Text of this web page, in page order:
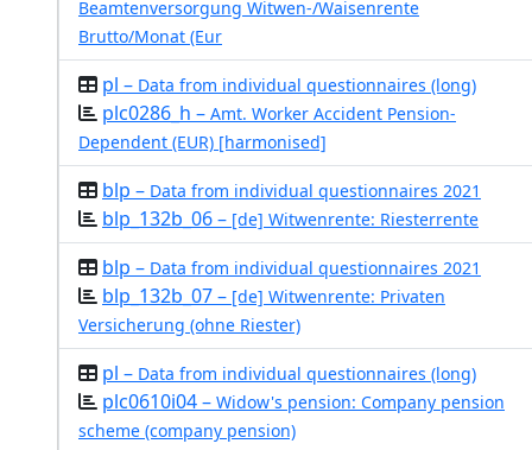
Beamtenversorgung Witwen-/Waisenrente
Brutto/Monat (Eur
pl – Data from individual questionnaires (long)
plc0286_h – Amt. Worker Accident Pension-
Dependent (EUR) [harmonised]
blp – Data from individual questionnaires 2021
blp_132b_06 – [de] Witwenrente: Riesterrente
blp – Data from individual questionnaires 2021
blp_132b_07 – [de] Witwenrente: Privaten
Versicherung (ohne Riester)
pl – Data from individual questionnaires (long)
plc0610i04 – Widow's pension: Company pension
scheme (company pension)